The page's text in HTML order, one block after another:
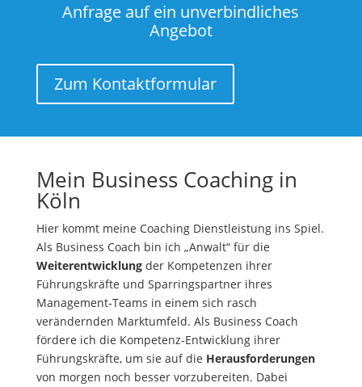
Anfrage auf ein unverbindliches
Angebot
Zum Kontaktformular
Mein Business Coaching in
Köln
Hier kommt meine Coaching Dienstleistung ins Spiel.
Als Business Coach bin ich „Anwalt“ für die
Weiterentwicklungder Kompetenzen ihrer
Führungskräfte und Sparringspartner ihres
Management-Teams in einem sich rasch
verändernden Marktumfeld. Als Business Coach
fördere ich die Kompetenz-Entwicklung ihrer
Führungskräfte, um sie auf die Herausforderungen
von morgen noch besser vorzubereiten. Dabei